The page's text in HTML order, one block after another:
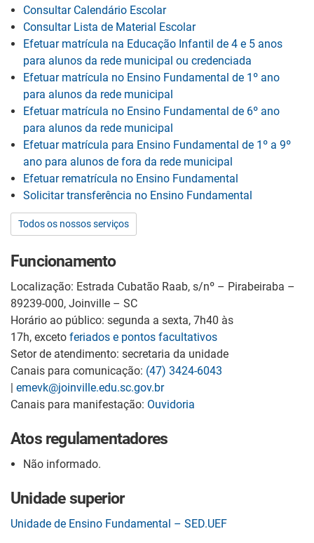
Consultar Calendário Escolar
Consultar Lista de Material Escolar
Efetuar matrícula na Educação Infantil de 4 e 5 anos
para alunos da rede municipal ou credenciada
Efetuar matrícula no Ensino Fundamental de 1º ano
para alunos da rede municipal
Efetuar matrícula no Ensino Fundamental de 6º ano
para alunos da rede municipal
Efetuar matrícula para Ensino Fundamental de 1º a 9º
ano para alunos de fora da rede municipal
Efetuar rematrícula no Ensino Fundamental
Solicitar transferência no Ensino Fundamental
Todos os nossos serviços
Funcionamento
Localização: Estrada Cubatão Raab, s/nº – Pirabeiraba –
89239-000, Joinville – SC
Horário ao público: segunda a sexta, 7h40 às
17h, exceto feriados e pontos facultativos
Setor de atendimento: secretaria da unidade
Canais para comunicação: (47) 3424-6043
| emevk@joinville.edu.sc.gov.br
Canais para manifestação: Ouvidoria
Atos regulamentadores
Não informado.
Unidade superior
Unidade de Ensino Fundamental – SED.UEF